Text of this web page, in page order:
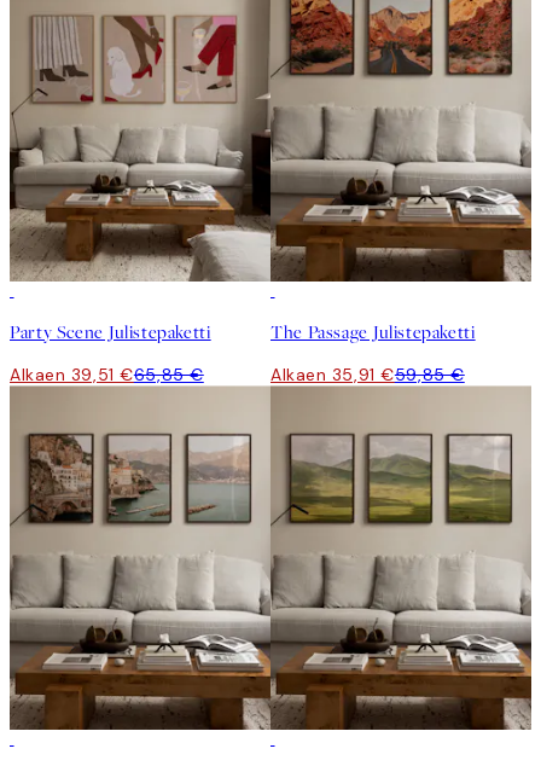
Party Scene Julistepaketti
Alkaen 39,51 €65,85 €
The Passage Julistepaketti
Alkaen 35,91 €59,85 €